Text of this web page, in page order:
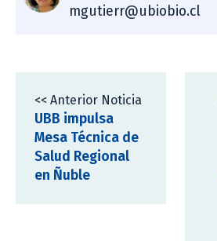
mgutierr@ubiobio.cl
<< Anterior Noticia
UBB impulsa
Mesa Técnica de
Salud Regional
en Ñuble